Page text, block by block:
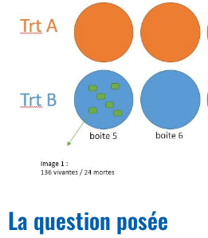
La question posée